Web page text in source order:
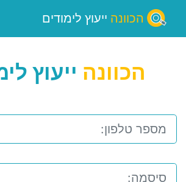
הכוונה ייעוץ לימודים
הכוונה ייעוץ